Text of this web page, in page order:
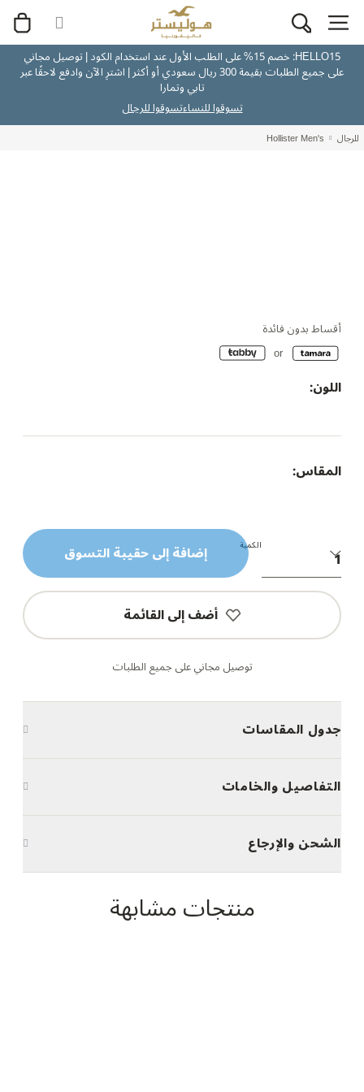
HELLO15: خصم 15% على الطلب الأول عند استخدام الكود | توصيل مجاني
على جميع الطلبات بقيمة 300 ريال سعودي أو أكثر | اشترِ الآن وادفع لاحقًا عبر
تابي وتمارا
تسوقوا للنساءتسوقوا للرجال
للرجال Hollister Men's
أقساط بدون فائدة
اللون:
المقاس:
الكمية إضافة إلى حقيبة التسوق
أضف إلى القائمة
توصيل مجاني على جميع الطلبات
جدول المقاسات
التفاصيل والخامات
الشحن والإرجاع
منتجات مشابهة